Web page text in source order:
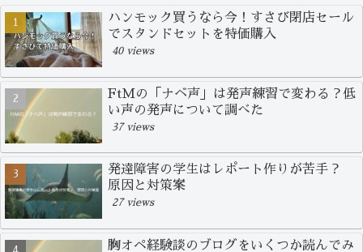
ハンモック買うなら今！すさび閉店セール
でスタンドセットを特価購入
40 views
FtMの「ナベ声」は発声練習で変わる？低
い声の発声について調べた
37 views
発達障害の学生はレポート作りが苦手？
原因と対策案
27 views
胸オペ経験談のブログをいくつか読んでみ